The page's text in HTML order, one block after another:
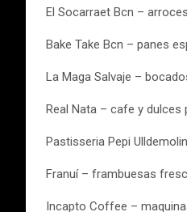
El Socarraet Bcn – arroces
Bake Take Bcn – panes
La Maga Salvaje –
Real Nata – cafe y dulces
Pastisseria Pepi
Franuí – frambuesas
Incapto Coffee –